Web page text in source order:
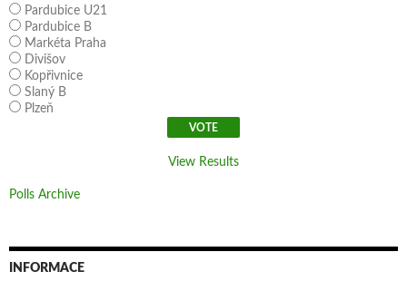
Pardubice U21
Pardubice B
Markéta Praha
Divišov
Kopřivnice
Slaný B
Plzeň
View Results
Polls Archive
INFORMACE